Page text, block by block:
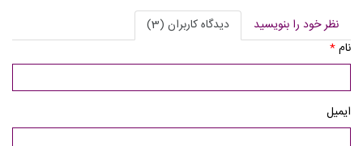
نظر خود را بنویسید
دیدگاه کاربران (3)
نام*
ایمیل